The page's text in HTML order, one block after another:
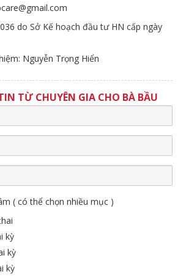
do Sở Kế hoạch đầu tư HN cấp ngày
Nguyễn Trọng Hiển
TỪ CHUYÊN GIA CHO BÀ BẦU
( có thể chọn nhiều mục )
kỳ
kỳ
kỳ